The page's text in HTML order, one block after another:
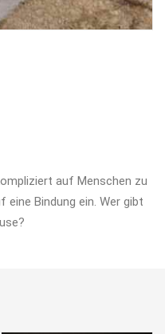
auf Menschen zu
eine Bindung ein. Wer gibt